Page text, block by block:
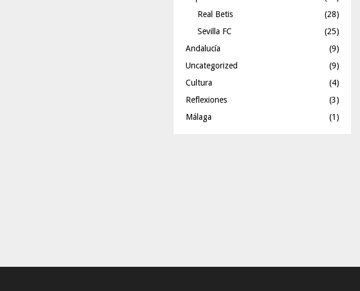
Real Betis
(28)
Sevilla FC
(25)
Andalucía
(9)
Uncategorized
(9)
Cultura
(4)
Reflexiones
(3)
Málaga
(1)